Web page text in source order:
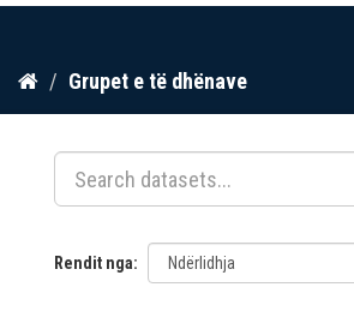
Kalo
përmbajtja
Grupet e të dhënave
Rendit nga